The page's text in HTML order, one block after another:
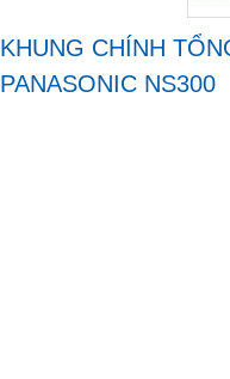
KHUNG CHÍNH
PANASONIC NS300